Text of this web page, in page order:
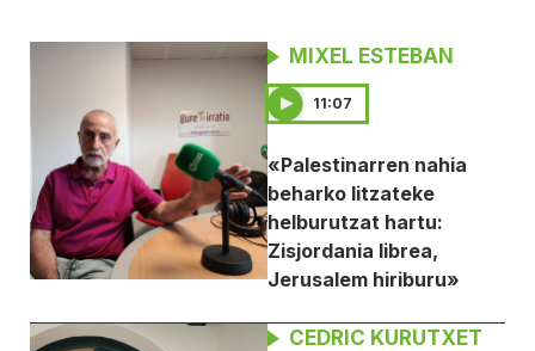
MIXEL ESTEBAN
11:07
«Palestinarren nahia
beharko litzateke
helburutzat hartu:
Zisjordania librea,
Jerusalem hiriburu»
CEDRIC KURUTXET